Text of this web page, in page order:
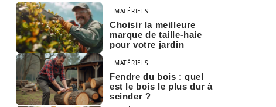
MATÉRIELS
Choisir la meilleure
marque de taille-haie
pour votre jardin
MATÉRIELS
Fendre du bois : quel
est le bois le plus dur à
scinder ?